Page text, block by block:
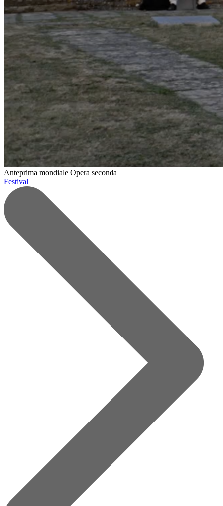
Anteprima mondiale Opera seconda
Festival